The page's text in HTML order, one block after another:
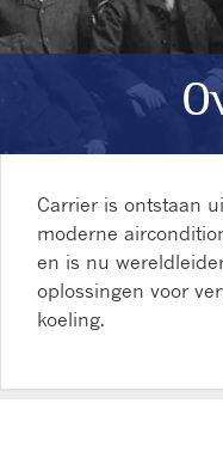
Carrier is ontstaan
moderne
en is nu
oplossingen voor
koeling.